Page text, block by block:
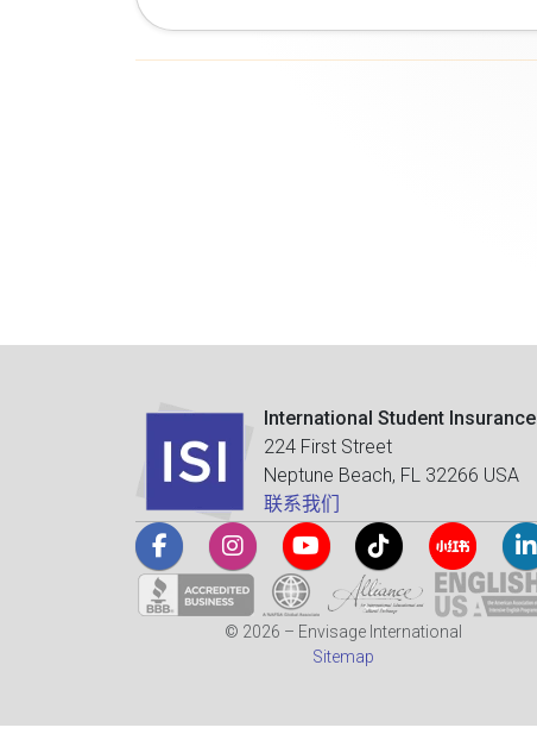
International Student Insurance
224 First Street
Neptune Beach, FL 32266 USA
联系我们
© 2026 – Envisage International
Sitemap